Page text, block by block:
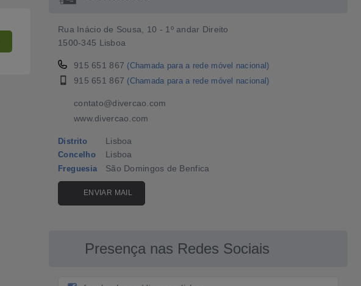
Rua Inácio de Sousa, 10 - 1º andar Direito
1500-345 Lisboa
915 651 867 (Chamada para a rede móvel nacional)
915 651 867 (Chamada para a rede móvel nacional)
contato@divercao.com
www.divercao.com
Distrito Lisboa
Concelho Lisboa
Freguesia São Domingos de Benfica
ENVIAR MAIL
Presença nas Redes Sociais